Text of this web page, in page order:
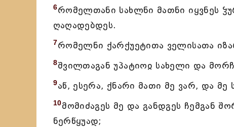
6რომელთანი სახლნი მათნი იყვნეს
ღაღადებდეს.
7რომელნი ქარქუეტითა ველისათა
8შვილთაგან უპატიოჲ სახელი და
9აწ, ესერა, ქნარი მათი მე ვარ, და მე
10მომიძაგეს მე და განდგეს ჩემგან
ნერწყუად;